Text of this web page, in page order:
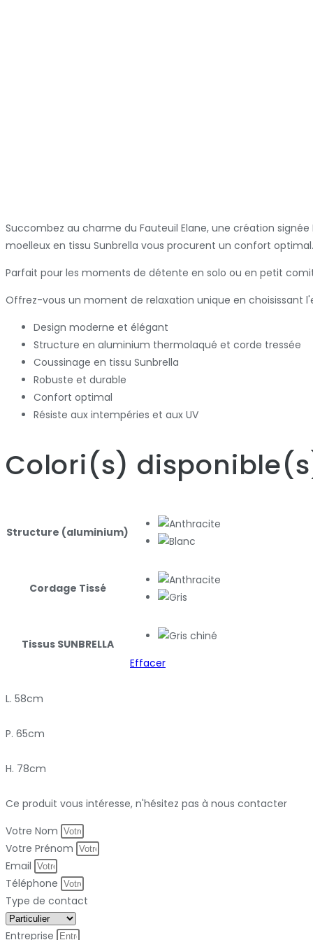
Succombez au charme du Fauteuil Elane, une création
moelleux en tissu Sunbrella vous procurent un confort optimal.
Parfait pour les moments de détente en solo ou en petit
Offrez-vous un moment de relaxation unique en choisissant
Design moderne et élégant
Structure en aluminium thermolaqué et corde tressée
Coussinage en tissu Sunbrella
Robuste et durable
Confort optimal
Résiste aux intempéries et aux UV
Colori(s) disponible
Structure (aluminium)
Cordage Tissé
Tissus SUNBRELLA
Effacer
L. 58cm
P. 65cm
H. 78cm
Ce produit vous intéresse, n'hésitez pas à nous contacter
Votre Nom
Votre Prénom
Email
Téléphone
Type de contact
Entreprise